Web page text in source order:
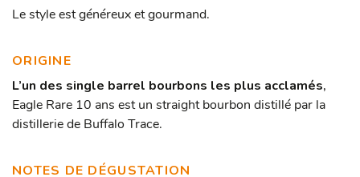
Le style est généreux et gourmand.
ORIGINE
L’un des single barrel bourbons les plus acclamés,
Eagle Rare 10 ans est un straight bourbon distillé par la
distillerie de Buffalo Trace.
NOTES DE DÉGUSTATION